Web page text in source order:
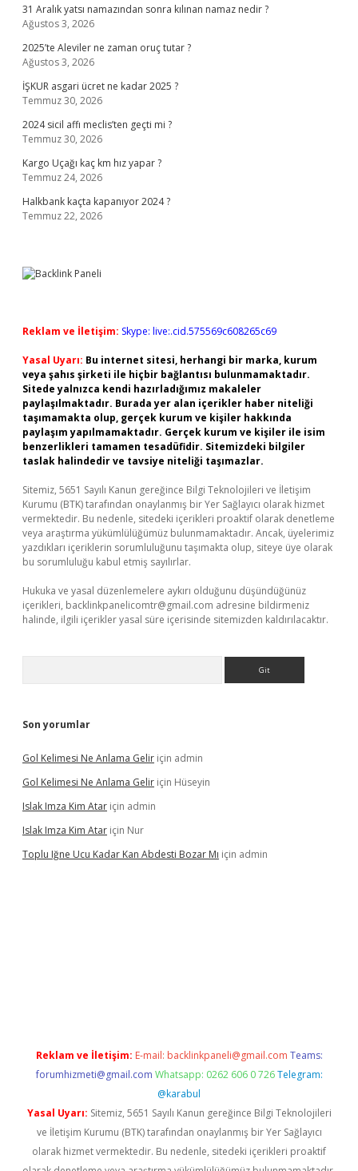
31 Aralık yatsı namazından sonra kılınan namaz nedir ?
Ağustos 3, 2026
2025’te Aleviler ne zaman oruç tutar ?
Ağustos 3, 2026
İŞKUR asgari ücret ne kadar 2025 ?
Temmuz 30, 2026
2024 sicil affı meclis’ten geçti mi ?
Temmuz 30, 2026
Kargo Uçağı kaç km hız yapar ?
Temmuz 24, 2026
Halkbank kaçta kapanıyor 2024 ?
Temmuz 22, 2026
Reklam ve İletişim: Skype: live:.cid.575569c608265c69
Yasal Uyarı: Bu internet sitesi, herhangi bir marka, kurum
veya şahıs şirketi ile hiçbir bağlantısı bulunmamaktadır.
Sitede yalnızca kendi hazırladığımız makaleler
paylaşılmaktadır. Burada yer alan içerikler haber niteliği
taşımamakta olup, gerçek kurum ve kişiler hakkında
paylaşım yapılmamaktadır. Gerçek kurum ve kişiler ile isim
benzerlikleri tamamen tesadüfidir. Sitemizdeki bilgiler
taslak halindedir ve tavsiye niteliği taşımazlar.
Sitemiz, 5651 Sayılı Kanun gereğince Bilgi Teknolojileri ve İletişim
Kurumu (BTK) tarafından onaylanmış bir Yer Sağlayıcı olarak hizmet
vermektedir. Bu nedenle, sitedeki içerikleri proaktif olarak denetleme
veya araştırma yükümlülüğümüz bulunmamaktadır. Ancak, üyelerimiz
yazdıkları içeriklerin sorumluluğunu taşımakta olup, siteye üye olarak
bu sorumluluğu kabul etmiş sayılırlar.
Hukuka ve yasal düzenlemelere aykırı olduğunu düşündüğünüz
içerikleri, backlinkpanelicomtr@gmail.com adresine bildirmeniz
halinde, ilgili içerikler yasal süre içerisinde sitemizden kaldırılacaktır.
Son yorumlar
Gol Kelimesi Ne Anlama Gelir için admin
Gol Kelimesi Ne Anlama Gelir için Hüseyin
Islak Imza Kim Atar için admin
Islak Imza Kim Atar için Nur
Toplu Iğne Ucu Kadar Kan Abdesti Bozar Mı için admin
Reklam ve İletişim: E-mail: backlinkpaneli@gmail.com Teams:
forumhizmeti@gmail.com Whatsapp: 0262 606 0 726 Telegram:
@karabul
Yasal Uyarı: Sitemiz, 5651 Sayılı Kanun gereğince Bilgi Teknolojileri
ve İletişim Kurumu (BTK) tarafından onaylanmış bir Yer Sağlayıcı
olarak hizmet vermektedir. Bu nedenle, sitedeki içerikleri proaktif